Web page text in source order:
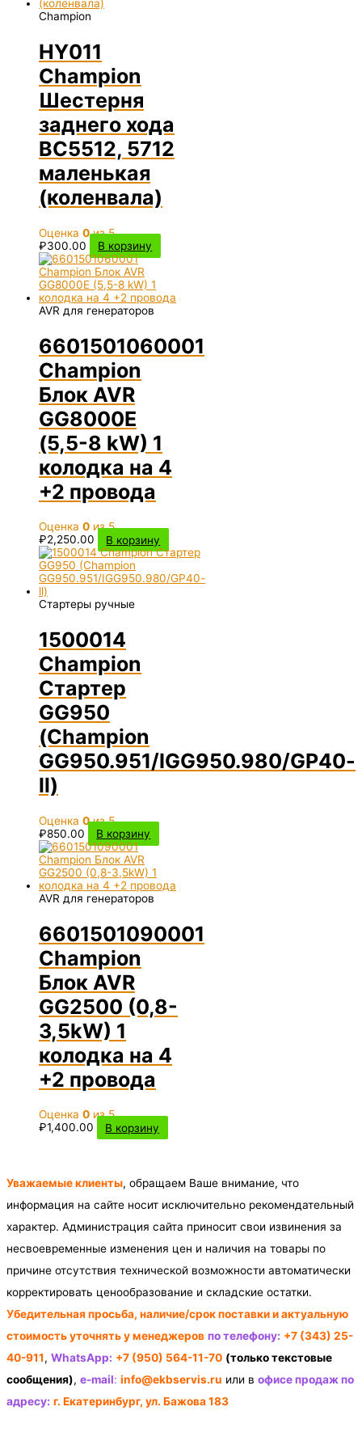
Champion
HY011
Champion
Шестерня
заднего хода
BC5512, 5712
маленькая
(коленвала)
Оценка 0из 5
₽300.00 В корзину
AVR для генераторов
6601501060001
Champion
Блок AVR
GG8000Е
(5,5-8 kW) 1
колодка на 4
+2 провода
Оценка 0 из 5
₽2,250.00 В корзину
Стартеры ручные
1500014
Champion
Стартер
GG950
(Champion
GG950.951/IGG950.980/GP40-
ll)
Оценка 0из 5
₽850.00 В корзину
AVR для генераторов
6601501090001
Champion
Блок AVR
GG2500 (0,8-
3,5kW) 1
колодка на 4
+2 провода
Оценка 0 из 5
₽1,400.00 В корзину
Уважаемые клиенты, обращаем Ваше внимание, что
информация на сайте носит исключительно рекомендательный
характер. Администрация сайта приносит свои извинения за
несвоевременные изменения цен и наличия на товары по
причине отсутствия технической возможности автоматически
корректировать ценообразование и складские остатки.
Убедительная просьба, наличие/срок поставки и актуальную
стоимость уточнять у менеджеров по телефону: +7 (343) 25-
40-911, WhatsApp: +7 (950) 564-11-70 (только текстовые
сообщения), e-mail: info@ekbservis.ru или в офисе продаж по
адресу: г. Екатеринбург, ул. Бажова 183